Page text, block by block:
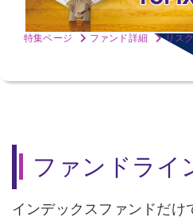
特集ページ ファンド詳細 リス
ファンドライ
インデックスファンドだけ